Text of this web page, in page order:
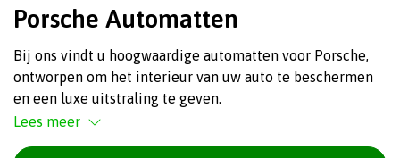
Porsche Automatten
Bij ons vindt u hoogwaardige automatten voor Porsche,
ontworpen om het interieur van uw auto te beschermen
en een luxe uitstraling te geven.
Lees meer